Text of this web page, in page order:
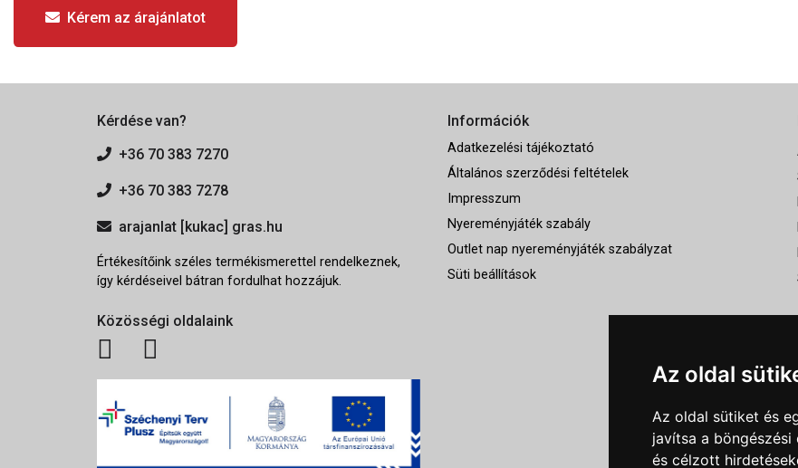
Az oldal
Az oldal sütiket és
javítsa a
és célzott
Kérem az árajánlatot
Kérdése van?
+36 70 383 7270
+36 70 383 7278
arajanlat [kukac] gras.hu
Értékesítőink széles termékismerettel rendelkeznek,
így kérdéseivel bátran fordulhat hozzájuk.
Közösségi oldalaink
Információk
Adatkezelési tájékoztató
Általános szerződési feltételek
Impresszum
Nyereményjáték szabály
Outlet nap nyereményjáték szabályzat
Süti beállítások